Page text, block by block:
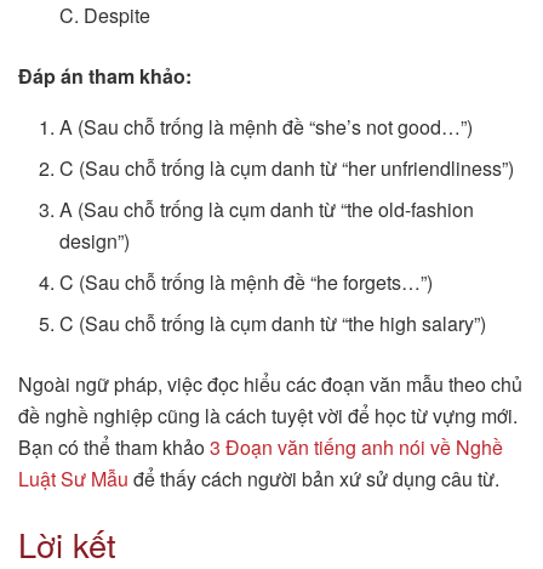
C. Despite
Đáp án tham khảo:
A (Sau chỗ trống là mệnh đề “she’s not good…”)
C (Sau chỗ trống là cụm danh từ “her unfriendliness”)
A (Sau chỗ trống là cụm danh từ “the old-fashion
design”)
C (Sau chỗ trống là mệnh đề “he forgets…”)
C (Sau chỗ trống là cụm danh từ “the high salary”)
Ngoài ngữ pháp, việc đọc hiểu các đoạn văn mẫu theo chủ
đề nghề nghiệp cũng là cách tuyệt vời để học từ vựng mới.
Bạn có thể tham khảo3 Đoạn văn tiếng anh nói về Nghề
Luật Sư Mẫu để thấy cách người bản xứ sử dụng câu từ.
Lời kết